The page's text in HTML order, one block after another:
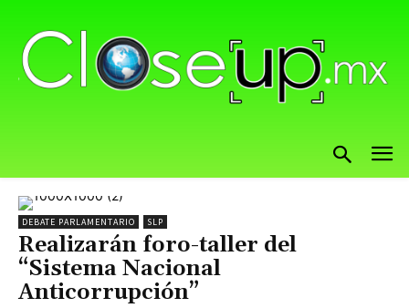
DEBATE PARLAMENTARIO SLP
Realizarán foro-taller del
“Sistema Nacional
Anticorrupción”